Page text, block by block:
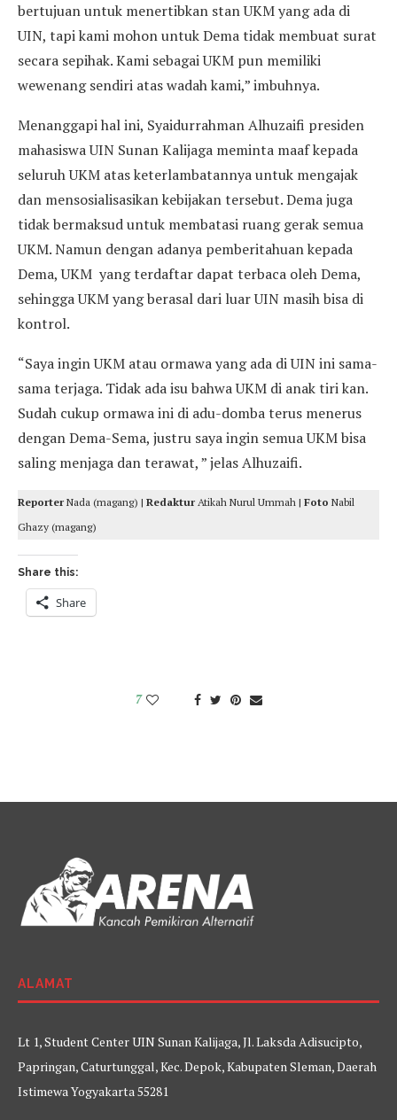
bertujuan untuk menertibkan stan UKM yang ada di
UIN, tapi kami mohon untuk Dema tidak membuat surat
secara sepihak. Kami sebagai UKM pun memiliki
wewenang sendiri atas wadah kami,” imbuhnya.
Menanggapi hal ini, Syaidurrahman Alhuzaifi presiden
mahasiswa UIN Sunan Kalijaga meminta maaf kepada
seluruh UKM atas keterlambatannya untuk mengajak
dan mensosialisasikan kebijakan tersebut. Dema juga
tidak bermaksud untuk membatasi ruang gerak semua
UKM. Namun dengan adanya pemberitahuan kepada
Dema, UKM yang terdaftar dapat terbaca oleh Dema,
sehingga UKM yang berasal dari luar UIN masih bisa di
kontrol.
“Saya ingin UKM atau ormawa yang ada di UIN ini sama-
sama terjaga. Tidak ada isu bahwa UKM di anak tiri kan.
Sudah cukup ormawa ini di adu-domba terus menerus
dengan Dema-Sema, justru saya ingin semua UKM bisa
saling menjaga dan terawat, ” jelas Alhuzaifi.
Reporter Nada (magang) | Redaktur Atikah Nurul Ummah | Foto Nabil
Ghazy (magang)
Share this:
Share
7
ALAMAT
Lt 1, Student Center UIN Sunan Kalijaga, Jl. Laksda Adisucipto,
Papringan, Caturtunggal, Kec. Depok, Kabupaten Sleman, Daerah
Istimewa Yogyakarta 55281